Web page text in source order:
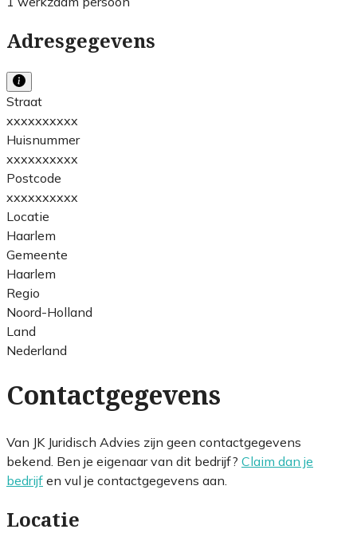
Adresgegevens
Straat
xxxxxxxxxx
Huisnummer
xxxxxxxxxx
Postcode
xxxxxxxxxx
Locatie
Haarlem
Gemeente
Haarlem
Regio
Noord-Holland
Land
Nederland
Contactgegevens
Van JK Juridisch Advies zijn geen contactgegevens
bekend. Ben je eigenaar van dit bedrijf? Claim dan je
bedrijf en vul je contactgegevens aan.
Locatie